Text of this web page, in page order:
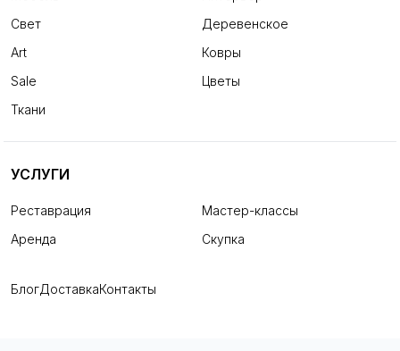
Свет
Деревенское
Art
Ковры
Sale
Цветы
Ткани
УСЛУГИ
Реставрация
Мастер-классы
Аренда
Скупка
БлогДоставкаКонтакты